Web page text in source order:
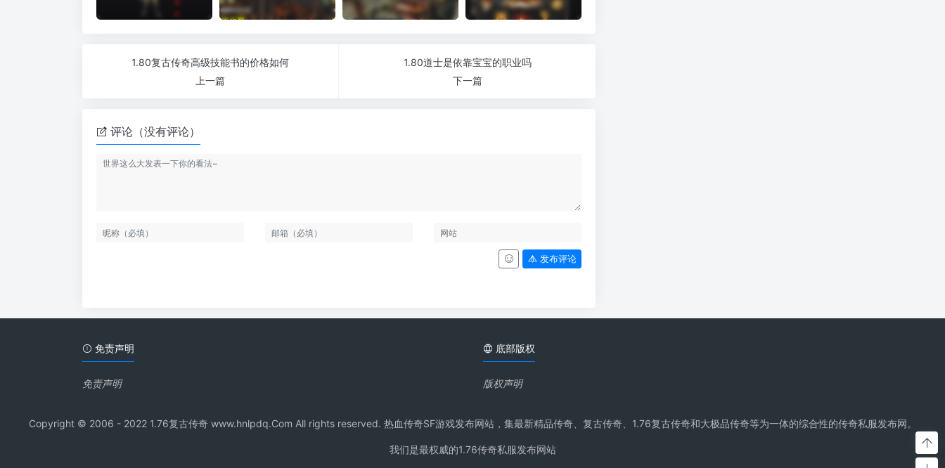
1.80复古传奇高级技能书的价格如何
上一篇
1.80道士是依靠宝宝的职业吗
下一篇
评论（没有评论）
发布评论
免责声明
免责声明
底部版权
版权声明
Copyright © 2006 - 2022 1.76复古传奇 www.hnlpdq.Com All rights reserved. 热血传奇SF游戏发布网站，集最新精品传奇、复古传奇、1.76复古传奇和大极品传奇等为一体的综合性的传奇私服发布网。
我们是最权威的1.76传奇私服发布网站